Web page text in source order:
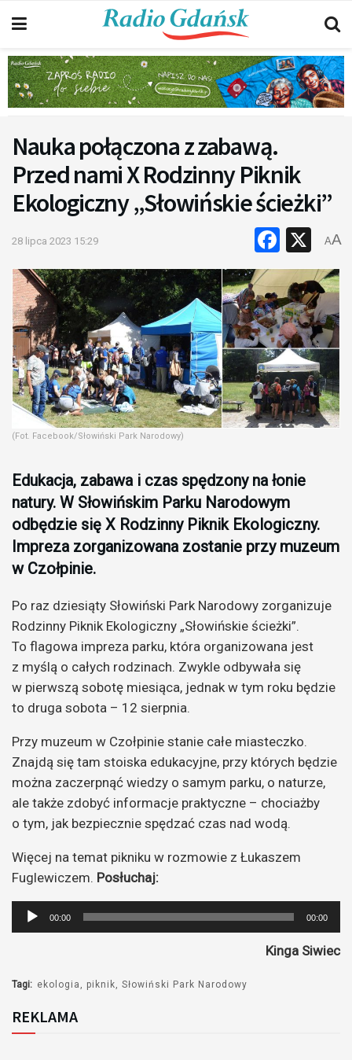
Nauka połączona z zabawą.
Przed nami X Rodzinny Piknik
Ekologiczny „Słowińskie ścieżki”
28 lipca 2023 15:29 X
AA
(Fot. Facebook/Słowiński Park Narodowy)
Edukacja, zabawa i czas spędzony na łonie
natury. W Słowińskim Parku Narodowym
odbędzie się X Rodzinny Piknik Ekologiczny.
Impreza zorganizowana zostanie przy muzeum
w Czołpinie.
Po raz dziesiąty Słowiński Park Narodowy zorganizuje
Rodzinny Piknik Ekologiczny „Słowińskie ścieżki”.
To flagowa impreza parku, która organizowana jest
z myślą o całych rodzinach. Zwykle odbywała się
w pierwszą sobotę miesiąca, jednak w tym roku będzie
to druga sobota – 12 sierpnia.
Przy muzeum w Czołpinie stanie całe miasteczko.
Znajdą się tam stoiska edukacyjne, przy których będzie
można zaczerpnąć wiedzy o samym parku, o naturze,
ale także zdobyć informacje praktyczne – chociażby
o tym, jak bezpiecznie spędzać czas nad wodą.
Więcej na temat pikniku w rozmowie z Łukaszem
Fuglewiczem. Posłuchaj:
Odtwarzacz
plików
00:00 00:00
Kinga Siwiec
Tagi: ekologia piknik Słowiński Park Narodowy
REKLAMA